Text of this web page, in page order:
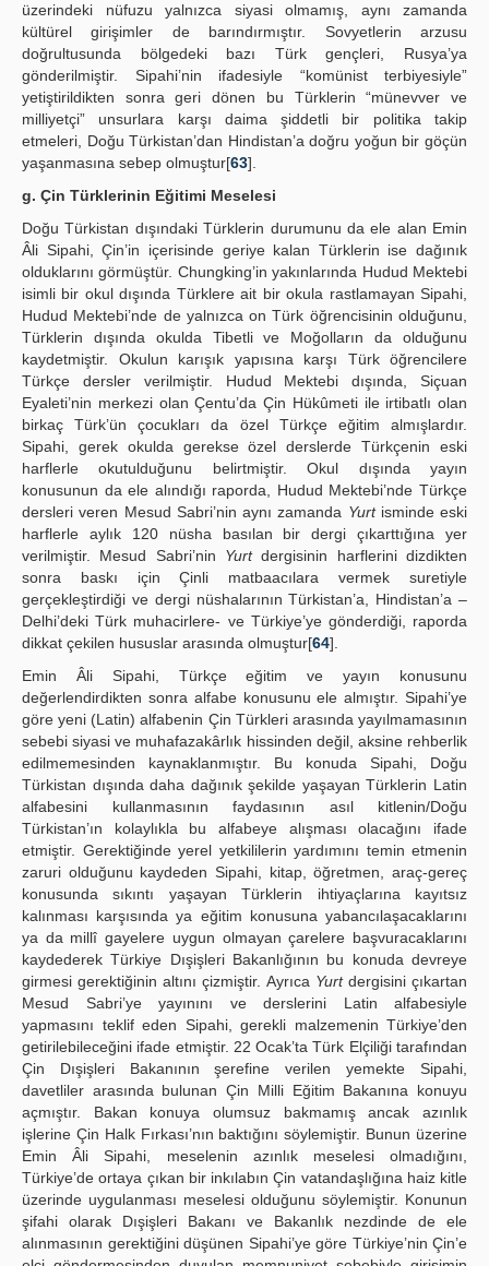
üzerindeki nüfuzu yalnızca siyasi olmamış, aynı zamanda
kültürel girişimler de barındırmıştır. Sovyetlerin arzusu
doğrultusunda bölgedeki bazı Türk gençleri, Rusya’ya
gönderilmiştir. Sipahi’nin ifadesiyle “komünist terbiyesiyle”
yetiştirildikten sonra geri dönen bu Türklerin “münevver ve
milliyetçi” unsurlara karşı daima şiddetli bir politika takip
etmeleri, Doğu Türkistan’dan Hindistan’a doğru yoğun bir göçün
yaşanmasına sebep olmuştur[63].
g. Çin Türklerinin Eğitimi Meselesi
Doğu Türkistan dışındaki Türklerin durumunu da ele alan Emin
Âli Sipahi, Çin’in içerisinde geriye kalan Türklerin ise dağınık
olduklarını görmüştür. Chungking’in yakınlarında Hudud Mektebi
isimli bir okul dışında Türklere ait bir okula rastlamayan Sipahi,
Hudud Mektebi’nde de yalnızca on Türk öğrencisinin olduğunu,
Türklerin dışında okulda Tibetli ve Moğolların da olduğunu
kaydetmiştir. Okulun karışık yapısına karşı Türk öğrencilere
Türkçe dersler verilmiştir. Hudud Mektebi dışında, Siçuan
Eyaleti’nin merkezi olan Çentu’da Çin Hükûmeti ile irtibatlı olan
birkaç Türk’ün çocukları da özel Türkçe eğitim almışlardır.
Sipahi, gerek okulda gerekse özel derslerde Türkçenin eski
harflerle okutulduğunu belirtmiştir. Okul dışında yayın
konusunun da ele alındığı raporda, Hudud Mektebi’nde Türkçe
dersleri veren Mesud Sabri’nin aynı zamanda Yurtisminde eski
harflerle aylık 120 nüsha basılan bir dergi çıkarttığına yer
verilmiştir. Mesud Sabri’nin Yurtdergisinin harflerini dizdikten
sonra baskı için Çinli matbaacılara vermek suretiyle
gerçekleştirdiği ve dergi nüshalarının Türkistan’a, Hindistan’a –
Delhi’deki Türk muhacirlere- ve Türkiye’ye gönderdiği, raporda
dikkat çekilen hususlar arasında olmuştur[64].
Emin Âli Sipahi, Türkçe eğitim ve yayın konusunu
değerlendirdikten sonra alfabe konusunu ele almıştır. Sipahi’ye
göre yeni (Latin) alfabenin Çin Türkleri arasında yayılmamasının
sebebi siyasi ve muhafazakârlık hissinden değil, aksine rehberlik
edilmemesinden kaynaklanmıştır. Bu konuda Sipahi, Doğu
Türkistan dışında daha dağınık şekilde yaşayan Türklerin Latin
alfabesini kullanmasının faydasının asıl kitlenin/Doğu
Türkistan’ın kolaylıkla bu alfabeye alışması olacağını ifade
etmiştir. Gerektiğinde yerel yetkililerin yardımını temin etmenin
zaruri olduğunu kaydeden Sipahi, kitap, öğretmen, araç-gereç
konusunda sıkıntı yaşayan Türklerin ihtiyaçlarına kayıtsız
kalınması karşısında ya eğitim konusuna yabancılaşacaklarını
ya da millî gayelere uygun olmayan çarelere başvuracaklarını
kaydederek Türkiye Dışişleri Bakanlığının bu konuda devreye
girmesi gerektiğinin altını çizmiştir. Ayrıca Yurtdergisini çıkartan
Mesud Sabri’ye yayınını ve derslerini Latin alfabesiyle
yapmasını teklif eden Sipahi, gerekli malzemenin Türkiye’den
getirilebileceğini ifade etmiştir. 22 Ocak’ta Türk Elçiliği tarafından
Çin Dışişleri Bakanının şerefine verilen yemekte Sipahi,
davetliler arasında bulunan Çin Milli Eğitim Bakanına konuyu
açmıştır. Bakan konuya olumsuz bakmamış ancak azınlık
işlerine Çin Halk Fırkası’nın baktığını söylemiştir. Bunun üzerine
Emin Âli Sipahi, meselenin azınlık meselesi olmadığını,
Türkiye’de ortaya çıkan bir inkılabın Çin vatandaşlığına haiz kitle
üzerinde uygulanması meselesi olduğunu söylemiştir. Konunun
şifahi olarak Dışişleri Bakanı ve Bakanlık nezdinde de ele
alınmasının gerektiğini düşünen Sipahi’ye göre Türkiye’nin Çin’e